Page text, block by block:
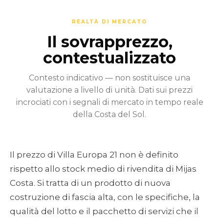
REALTÀ DI MERCATO
Il sovrapprezzo,
contestualizzato
Contesto indicativo — non sostituisce una
valutazione a livello di unità. Dati sui prezzi
incrociati con i segnali di mercato in tempo reale
della Costa del Sol.
Il prezzo di Villa Europa 21 non è definito
rispetto allo stock medio di rivendita di Mijas
Costa. Si tratta di un prodotto di nuova
costruzione di fascia alta, con le specifiche, la
qualità del lotto e il pacchetto di servizi che il